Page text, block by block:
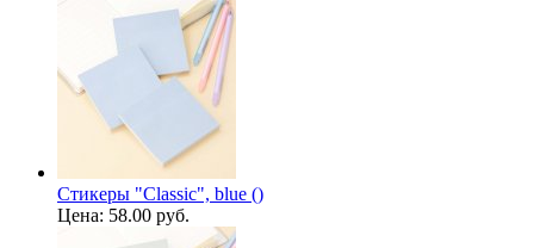
Стикеры "Classic", blue ()
Цена: 58.00 руб.